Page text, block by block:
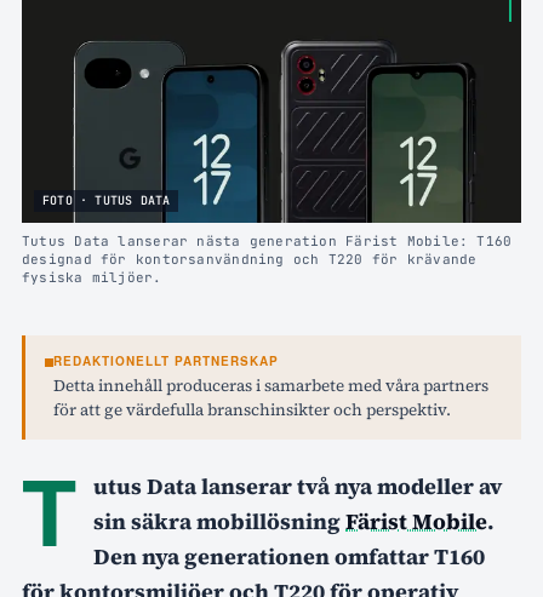
FOTO · TUTUS DATA
Tutus Data lanserar nästa generation Färist Mobile: T160
designad för kontorsanvändning och T220 för krävande
fysiska miljöer.
REDAKTIONELLT PARTNERSKAP
Detta innehåll produceras i samarbete med våra partners
för att ge värdefulla branschinsikter och perspektiv.
T utus Data lanserar två nya modeller av
sin säkra mobillösningFärist Mobile.
Den nya generationen omfattar T160